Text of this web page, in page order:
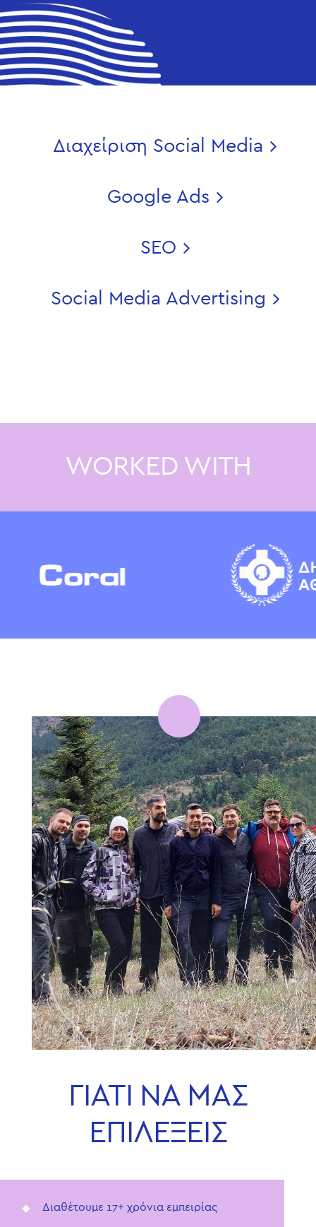
Διαχείριση Social Media
Google Ads
SEO
Social Media Advertising
WORKED WITH
ΓΙΑΤΙ ΝΑ ΜΑΣ
ΕΠΙΛΕΞΕΙΣ
Διαθέτουμε 17+ χρόνια εμπειρίας